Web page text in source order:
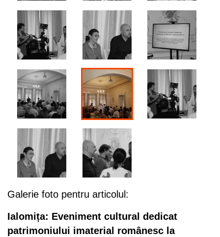
Galerie foto pentru articolul:
Ialomița: Eveniment cultural dedicat
patrimoniului imaterial românesc la